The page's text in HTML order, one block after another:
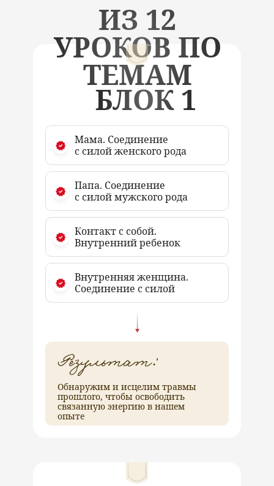
ИЗ 12
УРОКОВ ПО
ТЕМАМ
БЛОК 1
Мама. Соединение
с силой женского рода
Папа. Соединение
с силой мужского рода
Контакт с собой.
Внутренний ребенок
Внутренняя женщина.
Соединение с силой
Обнаружим и исцелим травмы
прошлого, чтобы освободить
связанную энергию в нашем
опыте